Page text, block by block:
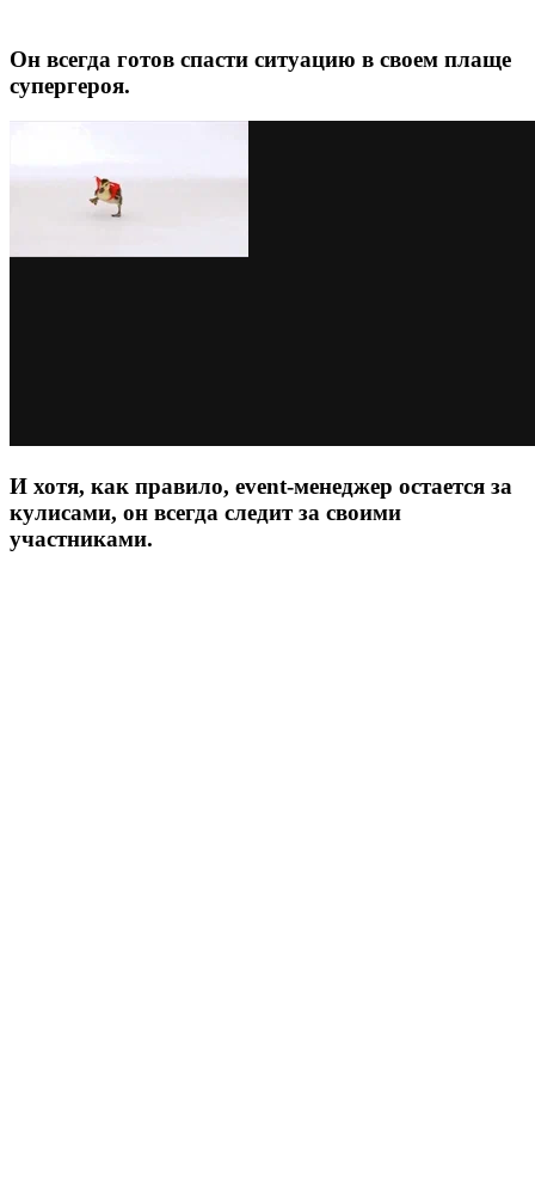
Он всегда готов спасти ситуацию в своем плаще
супергероя.
И хотя, как правило, event-менеджер остается за
кулисами, он всегда следит за своими
участниками.